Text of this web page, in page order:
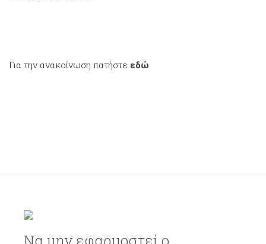
Για την ανακοίνωση πατήστε εδώ